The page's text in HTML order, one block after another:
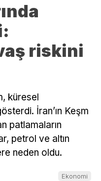
riskini
küresel
İran’ın Keşm
patlamaların
petrol ve altın
neden oldu.
Ekonomi